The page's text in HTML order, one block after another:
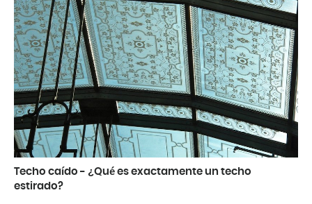
Techo caído - ¿Qué es exactamente un techo
estirado?